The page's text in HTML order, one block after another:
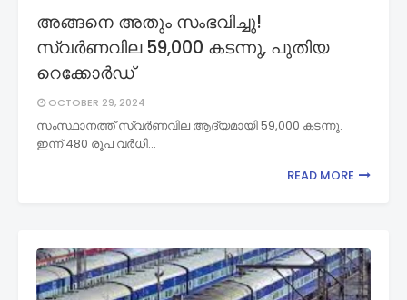
അങ്ങനെ അതും സംഭവിച്ചു!
സ്വര്‍ണവില 59,000 കടന്നു, പുതിയ
റെക്കോര്‍ഡ്
OCTOBER 29, 2024
സംസ്ഥാനത്ത് സ്വര്‍ണവില ആദ്യമായി 59,000 കടന്നു.
ഇന്ന് 480 രൂപ വര്‍ധി…
READ MORE